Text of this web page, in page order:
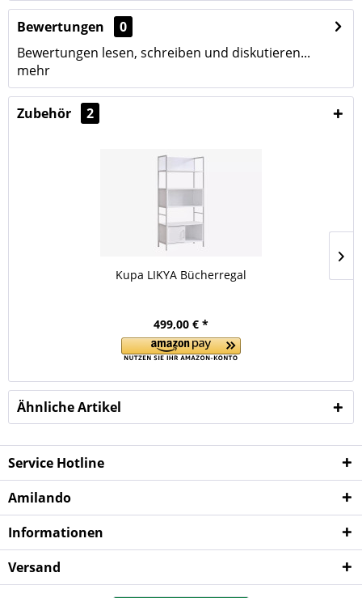
Bewertungen
0
Bewertungen lesen, schreiben und diskutieren...
mehr
Zubehör 2
Kupa LIKYA Bücherregal
499,00 € *
Ähnliche Artikel
Service Hotline
Amilando
Informationen
Versand